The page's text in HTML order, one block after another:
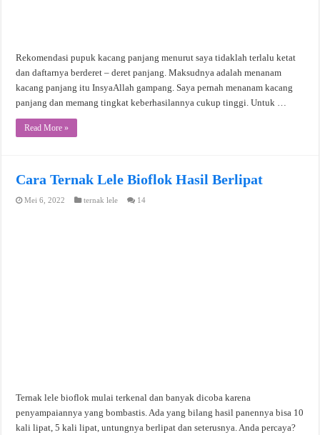
Rekomendasi pupuk kacang panjang menurut saya tidaklah terlalu ketat
dan daftarnya berderet – deret panjang. Maksudnya adalah menanam
kacang panjang itu InsyaAllah gampang. Saya pernah menanam kacang
panjang dan memang tingkat keberhasilannya cukup tinggi. Untuk …
Read More »
Cara Ternak Lele Bioflok Hasil Berlipat
Mei 6, 2022 ternak lele 14
Ternak lele bioflok mulai terkenal dan banyak dicoba karena
penyampaiannya yang bombastis. Ada yang bilang hasil panennya bisa 10
kali lipat, 5 kali lipat, untungnya berlipat dan seterusnya. Anda percaya?